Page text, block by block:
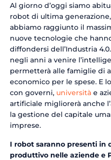
Al giorno d’oggi siamo
robot di ultima
abbiamo raggiunto il
nuove tecnologie che
diffondersi dell’Industria
negli anni a venire
permetterà alle famiglie di
economico per le spese. E
con governi, università e
artificiale migliorerà anche
la gestione del capitale
imprese.
I robot saranno presenti in
produttivo nelle aziende e